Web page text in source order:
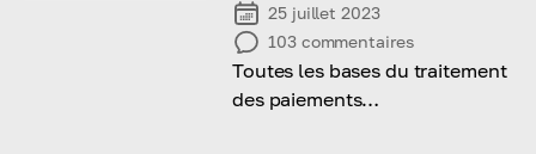
25 juillet 2023
103 commentaires
Toutes les bases du traitement
des paiements